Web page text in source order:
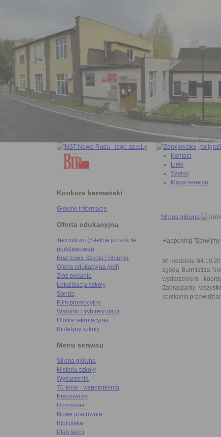
Konkurs barmański
Główne informacje
Oferta edukacyjna
Technikum (5-letnie po szkole
podstawowej)
Branżowa Szkoła I Stopnia
Oferta edukacyjna (pdf)
Złóż podanie
Lokalizacja szkoły
Sonda
Film promocyjny
Warunki i tryb rekrutacji
Ulotka rekrutacyjna
Biuletyny szkoły
Menu serwisu
Strona główna
Historia szkoły
Wydarzenia
70-lecie - wspomnienia
Pracownicy
Uczniowie
Nowe pracownie
Biblioteka
Plan lekcji
Kontakt
Linki
Szukaj
Mapa serwisu
Strona główna
Happening
W niedzielę
zgodą Burmistrza
wydarzeniem
Zapraszamy
spotkania